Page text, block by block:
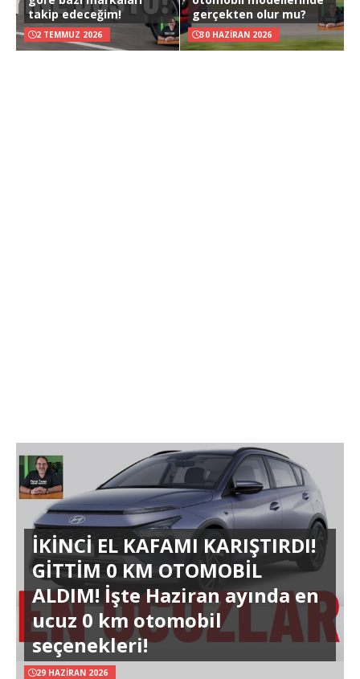
takip edeceğim!
2 TEMMUZ 2026
gerçekten olur mu?
30 HAZIRAN 2026
İKİNCİ EL KAFAMI KARIŞTIRDI!
GİTTİM 0 KM OTOMOBİL
ALDIM! İşte Haziran ayında en
ucuz 0 km otomobil
seçenekleri!
29 HAZIRAN 2026